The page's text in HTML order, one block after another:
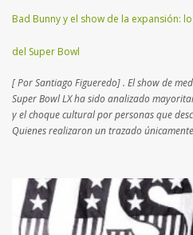
Bad Bunny y el show de la expansión:
del Super Bowl
[ Por Santiago Figueredo] . El show de
Super Bowl LX ha sido analizado
y el choque cultural por personas que
Quienes realizaron un trazado
para quienes conocemos el deporte fue
hacia los nuevos negocios . Los
hace 20 años, sabemos que la Liga
público foráneo. Esta política de